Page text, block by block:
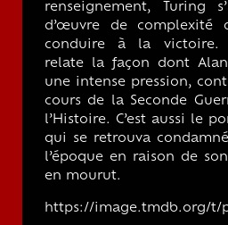
renseignement, Turing
d’œuvre de
conduire à la victoire.
relate la façon dont
une intense pression,
cours de la Seconde
l’Histoire. C’est aussi le
qui se retrouva
l’époque en raison de
en mourut.
https://image.tmdb.org/t/